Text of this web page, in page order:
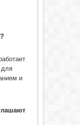
для
и